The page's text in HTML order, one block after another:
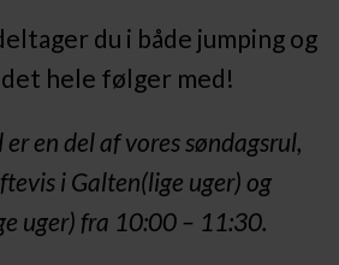
du i både jumping og
hele følger med!
en del af vores søndagsrul,
i Galten(lige uger) og
uger) fra 10:00 – 11:30.